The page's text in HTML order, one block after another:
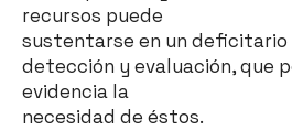
recursos puede
sustentarse en un deficitario
detección y evaluación, que
evidencia la
necesidad de éstos.